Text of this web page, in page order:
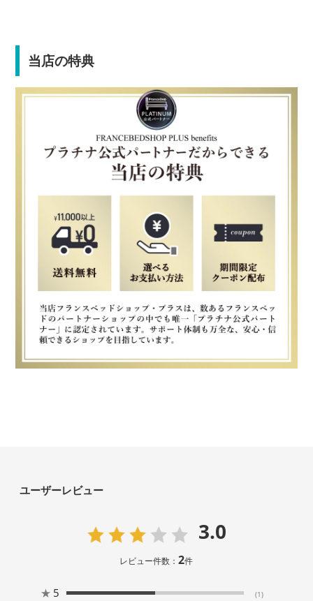
当店の特典
ユーザーレビュー
3.0
レビュー件数：2件
★ 5 (1)